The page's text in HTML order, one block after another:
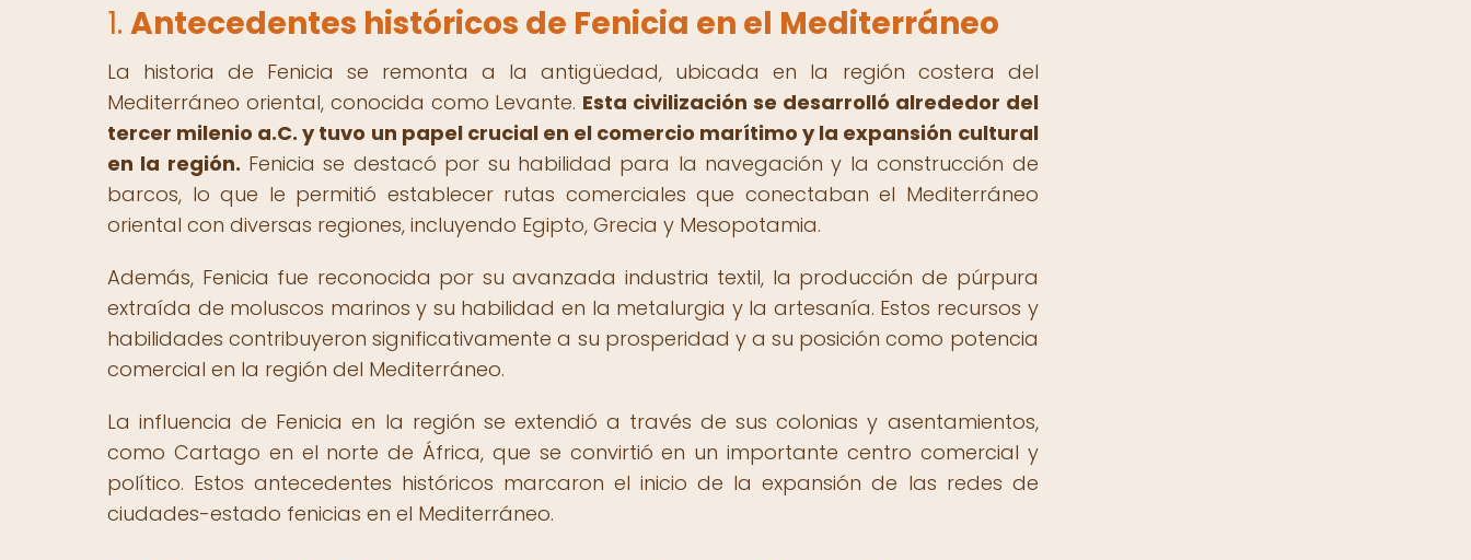
1. Antecedentes históricos de Fenicia en el Mediterráneo
La historia de Fenicia se remonta a la antigüedad, ubicada en la región costera del
Mediterráneo oriental, conocida como Levante. Esta civilización se desarrolló alrededor del
tercer milenio a.C. y tuvo un papel crucial en el comercio marítimo y la expansión cultural
en la región. Fenicia se destacó por su habilidad para la navegación y la construcción de
barcos, lo que le permitió establecer rutas comerciales que conectaban el Mediterráneo
oriental con diversas regiones, incluyendo Egipto, Grecia y Mesopotamia.
Además, Fenicia fue reconocida por su avanzada industria textil, la producción de púrpura
extraída de moluscos marinos y su habilidad en la metalurgia y la artesanía. Estos recursos y
habilidades contribuyeron significativamente a su prosperidad y a su posición como potencia
comercial en la región del Mediterráneo.
La influencia de Fenicia en la región se extendió a través de sus colonias y asentamientos,
como Cartago en el norte de África, que se convirtió en un importante centro comercial y
político. Estos antecedentes históricos marcaron el inicio de la expansión de las redes de
ciudades-estado fenicias en el Mediterráneo.